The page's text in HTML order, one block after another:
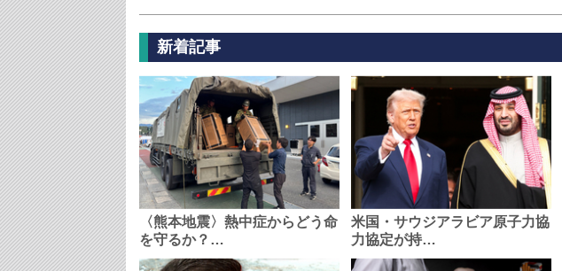
新着記事
〈熊本地震〉熱中症からどう命
を守るか？…
米国・サウジアラビア原子力協
力協定が持…